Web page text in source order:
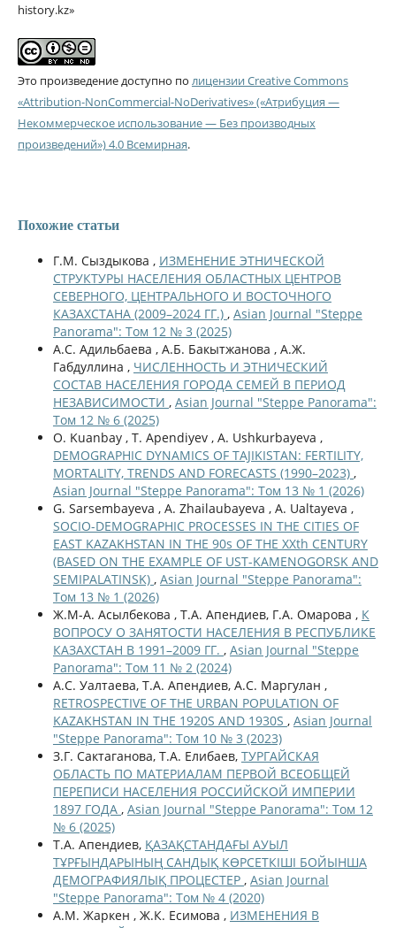
history.kz»
Это произведение доступно по лицензии Creative Commons
«Attribution-NonCommercial-NoDerivatives» («Атрибуция —
Некоммерческое использование — Без производных
произведений») 4.0 Всемирная.
Похожие статьи
Г.М. Сыздыкова , ИЗМЕНЕНИЕ ЭТНИЧЕСКОЙ
СТРУКТУРЫ НАСЕЛЕНИЯ ОБЛАСТНЫХ ЦЕНТРОВ
СЕВЕРНОГО, ЦЕНТРАЛЬНОГО И ВОСТОЧНОГО
КАЗАХСТАНА (2009–2024 ГГ.) , Asian Journal "Steppe
Panorama": Том 12 № 3 (2025)
А.С. Адильбаева , A.Б. Бакытжанова , А.Ж.
Габдуллина , ЧИСЛЕННОСТЬ И ЭТНИЧЕСКИЙ
СОСТАВ НАСЕЛЕНИЯ ГОРОДА СЕМЕЙ В ПЕРИОД
НЕЗАВИСИМОСТИ , Asian Journal "Steppe Panorama":
Том 12 № 6 (2025)
O. Kuanbay , T. Apendiyev , A. Ushkurbayeva ,
DEMOGRAPHIC DYNAMICS OF TAJIKISTAN: FERTILITY,
MORTALITY, TRENDS AND FORECASTS (1990–2023) ,
Asian Journal "Steppe Panorama": Том 13 № 1 (2026)
G. Sarsembayeva , A. Zhailaubayeva , A. Ualtayeva ,
SOCIO-DEMOGRAPHIC PROCESSES IN THE CITIES OF
EAST KAZAKHSTAN IN THE 90s OF THE ХХth CENTURY
(BASED ON THE EXAMPLE OF UST-KAMENOGORSK AND
SEMIPALATINSK) , Asian Journal "Steppe Panorama":
Том 13 № 1 (2026)
Ж.М-А. Асылбекова , Т.А. Апендиев, Г.А. Омарова , К
ВОПРОСУ О ЗАНЯТОСТИ НАСЕЛЕНИЯ В РЕСПУБЛИКЕ
КАЗАХСТАН В 1991–2009 ГГ. , Asian Journal "Steppe
Panorama": Том 11 № 2 (2024)
А.С. Уалтаева, Т.А. Апендиев, А.С. Маргулан ,
RETROSPECTIVE OF THE URBAN POPULATION OF
KAZAKHSTAN IN THE 1920S AND 1930S , Asian Journal
"Steppe Panorama": Том 10 № 3 (2023)
З.Г. Сактаганова, Т.А. Елибаев, ТУРГАЙСКАЯ
ОБЛАСТЬ ПО МАТЕРИАЛАМ ПЕРВОЙ ВСЕОБЩЕЙ
ПЕРЕПИСИ НАСЕЛЕНИЯ РОССИЙСКОЙ ИМПЕРИИ
1897 ГОДА , Asian Journal "Steppe Panorama": Том 12
№ 6 (2025)
Т.А. Апендиев, ҚАЗАҚСТАНДАҒЫ АУЫЛ
ТҰРҒЫНДАРЫНЫҢ САНДЫҚ КӨРСЕТКІШІ БОЙЫНША
ДЕМОГРАФИЯЛЫҚ ПРОЦЕСТЕР , Asian Journal
"Steppe Panorama": Том № 4 (2020)
А.М. Жаркен , Ж.К. Есимова , ИЗМЕНЕНИЯ В